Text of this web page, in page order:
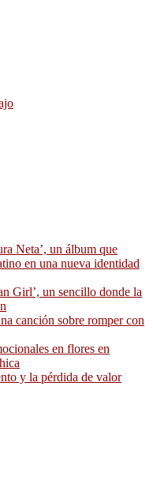
Neta’, un álbum que
en una nueva identidad
Girl’, un sencillo donde la
canción sobre romper con
en flores en
y la pérdida de valor